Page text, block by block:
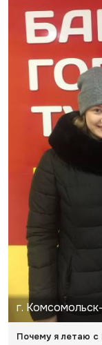
г.
Почему я летаю с